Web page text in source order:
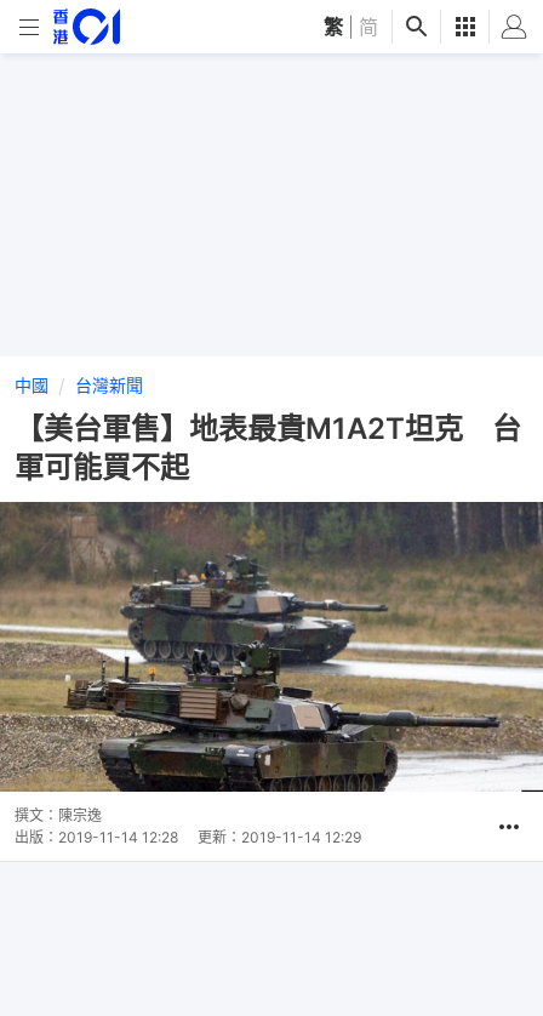
繁 简
中國 台灣新聞
【美台軍售】地表最貴M1A2T坦克 台
軍可能買不起
撰文： 陳宗逸
出版： 2019-11-14 12:28 更新： 2019-11-14 12:29